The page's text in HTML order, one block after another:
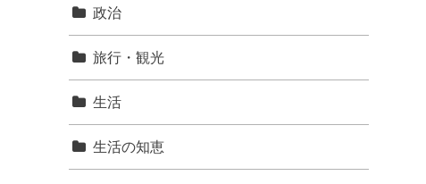
政治
旅行・観光
生活
生活の知恵